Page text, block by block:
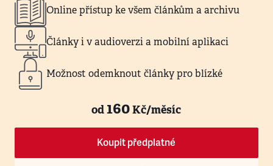
Online přístup ke všem článkům a archivu
Články i v audioverzi a mobilní aplikaci
Možnost odemknout články pro blízké
od160Kč/měsíc
Koupit předplatné